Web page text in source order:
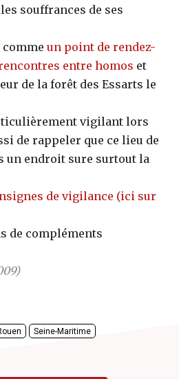
souffrances de ses
comme un point de rendez-
entre homos et
de la forêt des Essarts le
vigilant lors
de rappeler que ce lieu de
un endroit sure surtout la
de vigilance (ici sur
de compléments
Seine-Maritime